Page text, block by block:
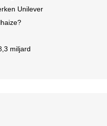
Unilever
miljard